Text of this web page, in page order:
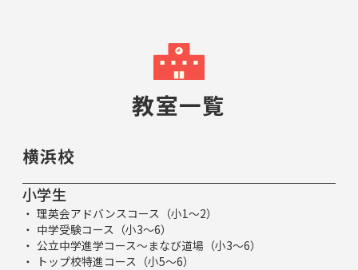
教室一覧
横浜校
小学生
理英会アドバンスコース（小1～2）
中学受験コース（小3～6）
公立中学進学コース～まなび道場（小3～6）
トップ校特進コース（小5～6）